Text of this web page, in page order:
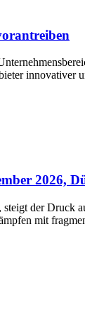
innovativer
2026,
der Druck
mit